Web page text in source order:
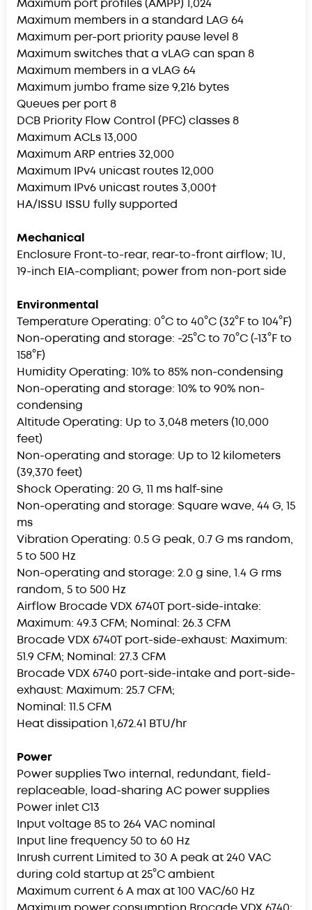
Maximum port profiles (AMPP) 1,024
Maximum members in a standard LAG 64
Maximum per-port priority pause level 8
Maximum switches that a vLAG can span 8
Maximum members in a vLAG 64
Maximum jumbo frame size 9,216 bytes
Queues per port 8
DCB Priority Flow Control (PFC) classes 8
Maximum ACLs 13,000
Maximum ARP entries 32,000
Maximum IPv4 unicast routes 12,000
Maximum IPv6 unicast routes 3,000†
HA/ISSU ISSU fully supported
Mechanical
Enclosure Front-to-rear, rear-to-front airflow; 1U,
19-inch EIA-compliant; power from non-port side
Environmental
Temperature Operating: 0°C to 40°C (32°F to 104°F)
Non-operating and storage: -25°C to 70°C (-13°F to
158°F)
Humidity Operating: 10% to 85% non-condensing
Non-operating and storage: 10% to 90% non-
condensing
Altitude Operating: Up to 3,048 meters (10,000
feet)
Non-operating and storage: Up to 12 kilometers
(39,370 feet)
Shock Operating: 20 G, 11 ms half-sine
Non-operating and storage: Square wave, 44 G, 15
ms
Vibration Operating: 0.5 G peak, 0.7 G ms random,
5 to 500 Hz
Non-operating and storage: 2.0 g sine, 1.4 G rms
random, 5 to 500 Hz
Airflow Brocade VDX 6740T port-side-intake:
Maximum: 49.3 CFM; Nominal: 26.3 CFM
Brocade VDX 6740T port-side-exhaust: Maximum:
51.9 CFM; Nominal: 27.3 CFM
Brocade VDX 6740 port-side-intake and port-side-
exhaust: Maximum: 25.7 CFM;
Nominal: 11.5 CFM
Heat dissipation 1,672.41 BTU/hr
Power
Power supplies Two internal, redundant, field-
replaceable, load-sharing AC power supplies
Power inlet C13
Input voltage 85 to 264 VAC nominal
Input line frequency 50 to 60 Hz
Inrush current Limited to 30 A peak at 240 VAC
during cold startup at 25°C ambient
Maximum current 6 A max at 100 VAC/60 Hz